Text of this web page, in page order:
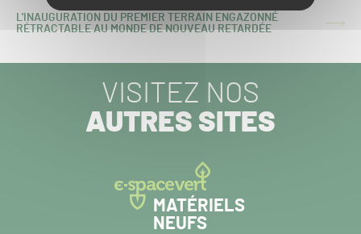
ARTICLE
L'INAUGURATION DU PREMIER TERRAIN ENGAZONNÉ
RÉTRACTABLE AU MONDE DE NOUVEAU RETARDÉE
VISITEZ NOS
AUTRES SITES
MATÉRIELS
NEUFS